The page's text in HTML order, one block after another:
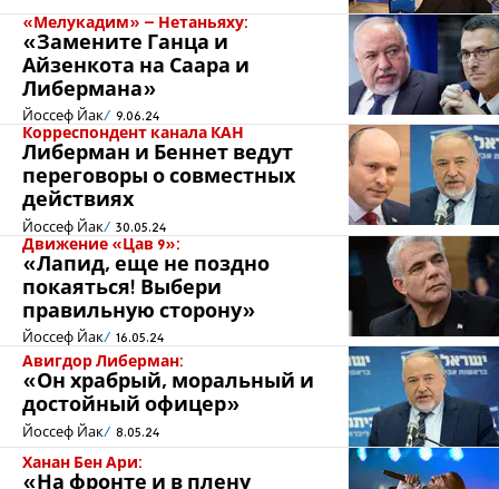
«Мелукадим» – Нетаньяху:
«Замените Ганца и
Айзенкота на Саара и
Либермана»
Йоссеф Йак 9.06.24
Корреспондент канала КАН
Либерман и Беннет ведут
переговоры о совместных
действиях
Йоссеф Йак 30.05.24
Движение «Цав 9»:
«Лапид, еще не поздно
покаяться! Выбери
правильную сторону»
Йоссеф Йак 16.05.24
Авигдор Либерман:
«Он храбрый, моральный и
достойный офицер»
Йоссеф Йак 8.05.24
Ханан Бен Ари:
«На фронте и в плену